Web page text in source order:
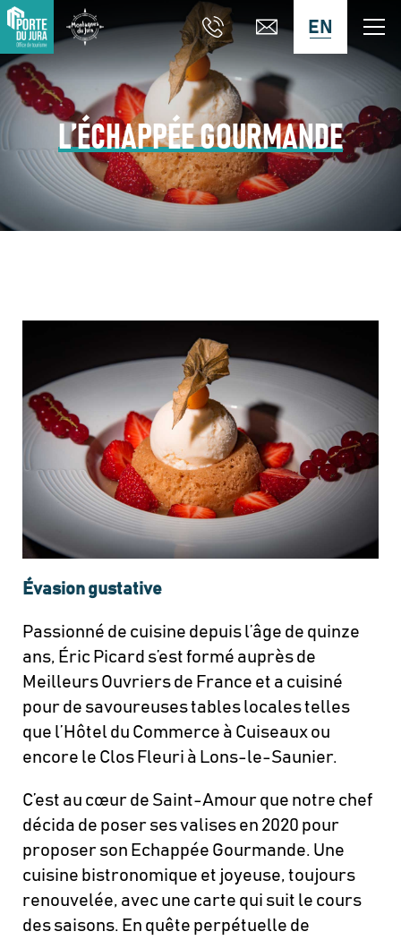
EN
L’ÉCHAPPÉE GOURMANDE
Évasion gustative
Passionné de cuisine depuis l’âge de quinze
ans, Éric Picard s’est formé auprès de
Meilleurs Ouvriers de France et a cuisiné
pour de savoureuses tables locales telles
que l’Hôtel du Commerce à Cuiseaux ou
encore le Clos Fleuri à Lons-le-Saunier.
C’est au cœur de Saint-Amour que notre chef
décida de poser ses valises en 2020 pour
proposer son Echappée Gourmande. Une
cuisine bistronomique et joyeuse, toujours
renouvelée, avec une carte qui suit le cours
des saisons. En quête perpétuelle de